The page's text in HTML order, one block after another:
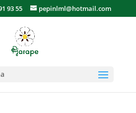
93 55 pepinlml@hotmail.com